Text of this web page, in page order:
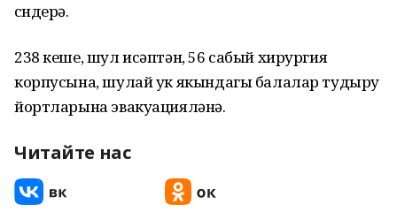
сүндерә.
238 кеше, шул исәптән, 56 сабый хирургия
корпусына, шулай ук якындагы балалар тудыру
йортларына эвакуацияләнә.
Читайте нас